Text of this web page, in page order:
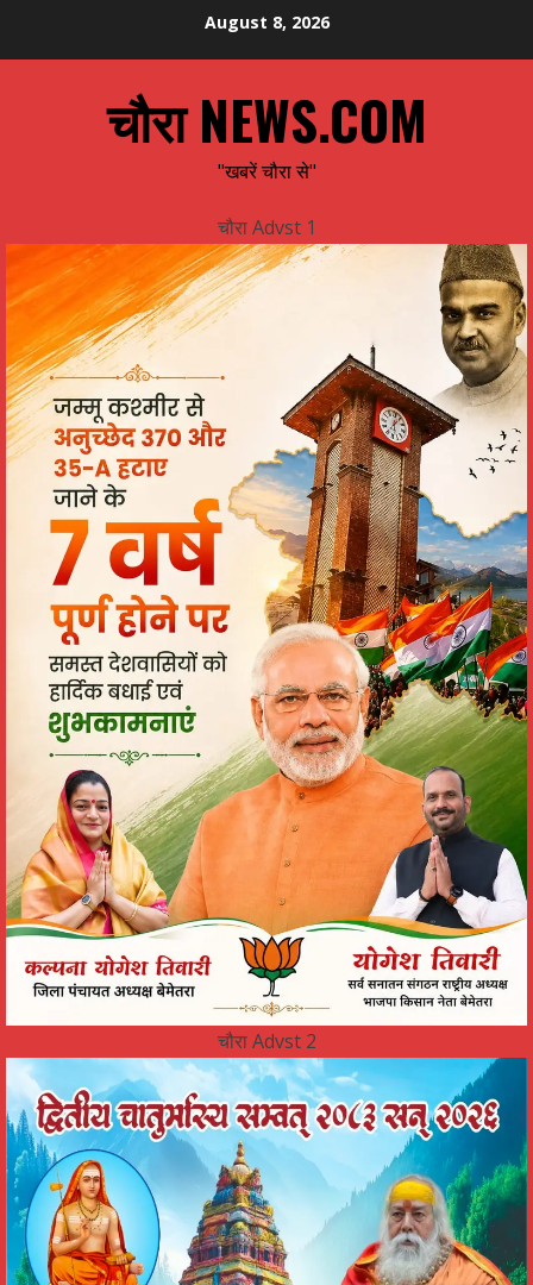
August 8, 2026
चौरा NEWS.COM
"खबरें चौरा से"
चौरा Advst 1
चौरा Advst 2